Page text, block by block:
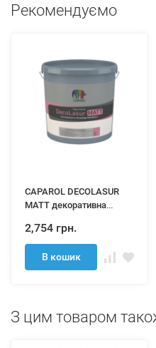
Рекомендуємо
CAPAROL DECOLASUR
MATT декоративна
2,754 грн.
В кошик
З цим товаром